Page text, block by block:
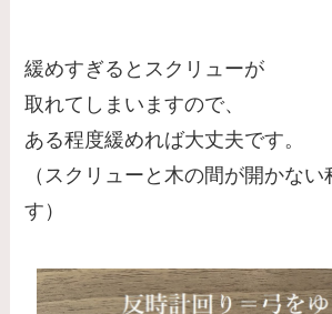
緩めすぎるとスクリューが
取れてしまいますので、
ある程度緩めれば大丈夫です。
（スクリューと木の間が開かない
す）